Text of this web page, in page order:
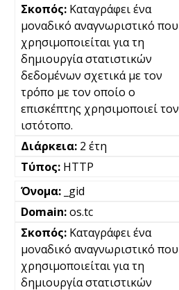
Καταγράφει ένα
μοναδικό αναγνωριστικό που
χρησιμοποιείται για τη
δημιουργία στατιστικών
δεδομένων σχετικά με τον
τρόπο με τον οποίο ο
επισκέπτης χρησιμοποιεί τον
ιστότοπο.
2 έτη
HTTP
_gid
os.tc
Καταγράφει ένα
μοναδικό αναγνωριστικό που
χρησιμοποιείται για τη
δημιουργία στατιστικών